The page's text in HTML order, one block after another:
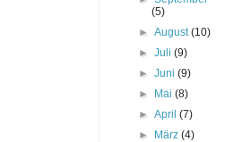
(5)
►August(10)
►Juli(9)
►Juni(9)
►
Mai(8)
►April(7)
►
März(4)